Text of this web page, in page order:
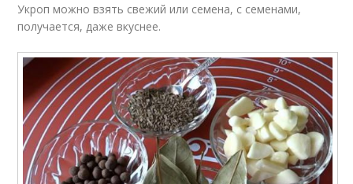
Укроп можно взять свежий или семена, с семенами,
получается, даже вкуснее.